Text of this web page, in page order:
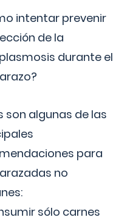
intentar prevenir
de la
durante el
son algunas de las
para
no
sólo carnes